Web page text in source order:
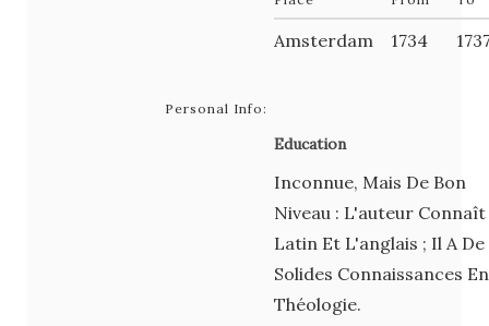
Amsterdam 1734
Personal Info:
Education
Inconnue, Mais De Bon
Niveau : L'auteur Connaît
Latin Et L'anglais ; Il A De
Solides Connaissances En
Théologie.